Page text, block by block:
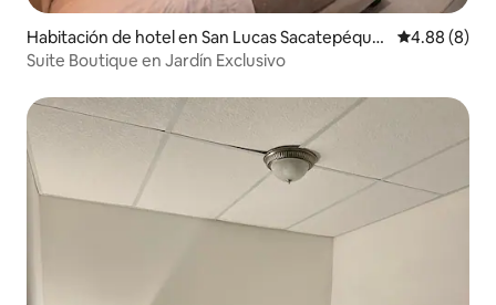
Habitación de hotel en San Lucas Sacatepéque
z
Calificación
4.88 (8)
Suite Boutique en Jardín Exclusivo